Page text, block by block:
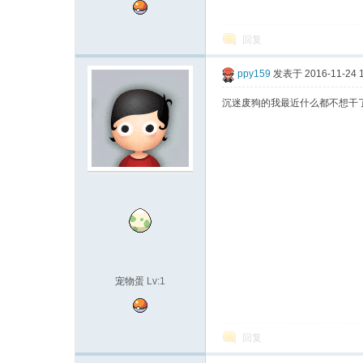
回复
宠物蛋 Lv:1
ppy159 发表于 2016-11-24
沉迷废狗的我最近什么都不想干
回复